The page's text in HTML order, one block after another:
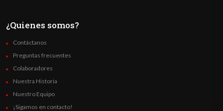
¿Quienes somos?
Contáctanos
Preguntas frecuentes
Colaboradores
Nuestra Historia
Nuestro Equipo
¡Sigamos en contacto!